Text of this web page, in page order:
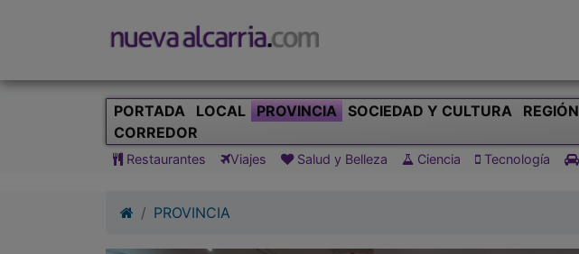
PORTADA LOCAL PROVINCIA SOCIEDAD Y CULTURA REGIÓN
CORREDOR
Restaurantes Viajes Salud y Belleza Ciencia Tecnología
PROVINCIA